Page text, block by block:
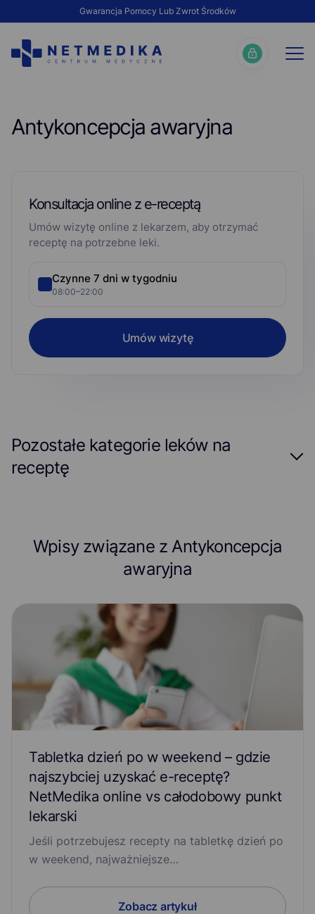
Gwarancja Pomocy Lub Zwrot Środków
Antykoncepcja awaryjna
Konsultacja online z e-receptą
Umów wizytę online z lekarzem, aby otrzymać
receptę na potrzebne leki.
Czynne 7 dni w tygodniu
08:00–22:00
Umów wizytę
Pozostałe kategorie leków na
receptę
Astma Atopowe zapalenie skóry (egzema)
Bakteryjne zapalenie pochwy Bezsenność
Ból kręgosłupa Ból mięśni i stawów Ból ucha
Ból zęba Chlamydia
Choroba zwyrodnieniowa stawów
Depresja E-recepta Grzybica penisa
Grzybicze zapalenie pochwy
Infekcja pasożytnicza przewodu pokarmowego
Insulinooporność
Kontaktowe zapalenie skóry
Łuszczycowe zapalenie stawów
Wpisy związane z Antykoncepcja
awaryjna
Tabletka dzień po w weekend – gdzie
najszybciej uzyskać e-receptę?
NetMedika online vs całodobowy punkt
lekarski
Jeśli potrzebujesz recepty na tabletkę dzień po
w weekend, najważniejsze…
Zobacz artykuł